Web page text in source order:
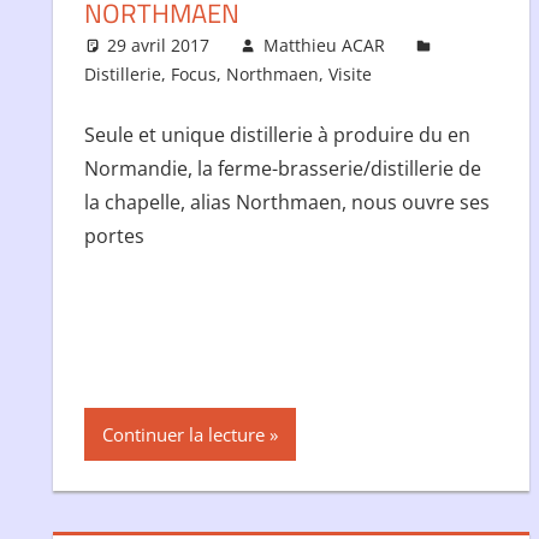
NORTHMAEN
29 avril 2017
Matthieu ACAR
Distillerie, Focus, Northmaen, Visite
Seule et unique distillerie à produire du en
Normandie, la ferme-brasserie/distillerie de
la chapelle, alias Northmaen, nous ouvre ses
portes
Continuer la lecture